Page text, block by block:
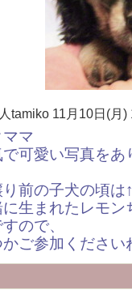
tamiko 11月10日(月)
ママ
で可愛い写真をあ
り前の子犬の頃
に生まれたレモ
ので、
かご参加ください